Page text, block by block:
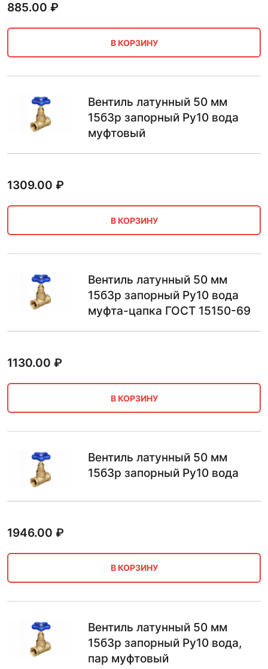
885.00 ₽
В КОРЗИНУ
Вентиль латунный 50 мм
15б3р запорный Ру10 вода
муфтовый
1309.00 ₽
В КОРЗИНУ
Вентиль латунный 50 мм
15б3р запорный Ру10 вода
муфта-цапка ГОСТ 15150-69
1130.00 ₽
В КОРЗИНУ
Вентиль латунный 50 мм
15б3р запорный Ру10 вода
1946.00 ₽
В КОРЗИНУ
Вентиль латунный 50 мм
15б3р запорный Ру10 вода,
пар муфтовый